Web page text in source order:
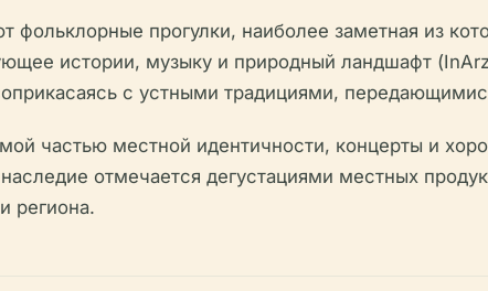
фольклорные прогулки, наиболее заметная из
истории, музыку и природный ландшафт
с устными традициями,
частью местной идентичности, концерты и
отмечается дегустациями местных
региона.